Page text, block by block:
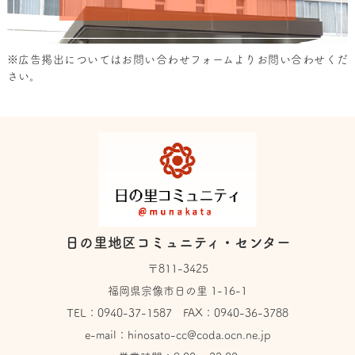
※広告掲出については お問い合わせフォーム よりお問い合わせくだ
さい。
日の里地区コミュニティ・センター
〒811-3425
福岡県宗像市日の里 1-16-1
TEL： 0940-37-1587 FAX：0940-36-3788
e-mail： hinosato-cc@coda.ocn.ne.jp